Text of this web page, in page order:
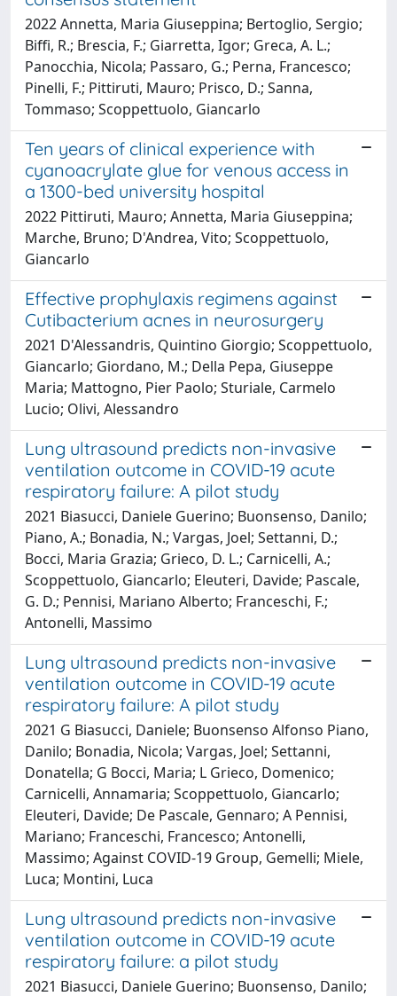
2022 Annetta, Maria Giuseppina; Bertoglio, Sergio;
Biffi, R.; Brescia, F.; Giarretta, Igor; Greca, A. L.;
Panocchia, Nicola; Passaro, G.; Perna, Francesco;
Pinelli, F.; Pittiruti, Mauro; Prisco, D.; Sanna,
Tommaso; Scoppettuolo, Giancarlo
Ten years of clinical experience with
cyanoacrylate glue for venous access in
a 1300-bed university hospital
2022 Pittiruti, Mauro; Annetta, Maria Giuseppina;
Marche, Bruno; D'Andrea, Vito; Scoppettuolo,
Giancarlo
Effective prophylaxis regimens against
Cutibacterium acnes in neurosurgery
2021 D'Alessandris, Quintino Giorgio; Scoppettuolo,
Giancarlo; Giordano, M.; Della Pepa, Giuseppe
Maria; Mattogno, Pier Paolo; Sturiale, Carmelo
Lucio; Olivi, Alessandro
Lung ultrasound predicts non-invasive
ventilation outcome in COVID-19 acute
respiratory failure: A pilot study
2021 Biasucci, Daniele Guerino; Buonsenso, Danilo;
Piano, A.; Bonadia, N.; Vargas, Joel; Settanni, D.;
Bocci, Maria Grazia; Grieco, D. L.; Carnicelli, A.;
Scoppettuolo, Giancarlo; Eleuteri, Davide; Pascale,
G. D.; Pennisi, Mariano Alberto; Franceschi, F.;
Antonelli, Massimo
Lung ultrasound predicts non-invasive
ventilation outcome in COVID-19 acute
respiratory failure: A pilot study
2021 G Biasucci, Daniele; Buonsenso Alfonso Piano,
Danilo; Bonadia, Nicola; Vargas, Joel; Settanni,
Donatella; G Bocci, Maria; L Grieco, Domenico;
Carnicelli, Annamaria; Scoppettuolo, Giancarlo;
Eleuteri, Davide; De Pascale, Gennaro; A Pennisi,
Mariano; Franceschi, Francesco; Antonelli,
Massimo; Against COVID-19 Group, Gemelli; Miele,
Luca; Montini, Luca
Lung ultrasound predicts non-invasive
ventilation outcome in COVID-19 acute
respiratory failure: a pilot study
2021 Biasucci, Daniele Guerino; Buonsenso, Danilo;